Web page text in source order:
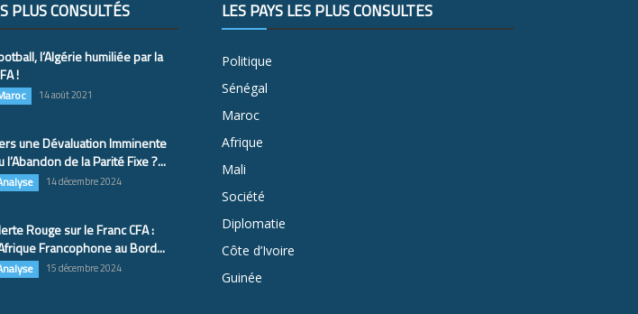
PLUS CONSULTÉS
l’Algérie humiliée par la
!
14 août 2021
une Dévaluation Imminente
l’Abandon de la Parité Fixe ?...
14 décembre 2024
Rouge sur le Franc CFA :
Francophone au Bord...
15 décembre 2024
LES PAYS LES PLUS CONSULTÉS
Politique
Sénégal
Maroc
Afrique
Mali
Société
Diplomatie
Côte d’Ivoire
Guinée